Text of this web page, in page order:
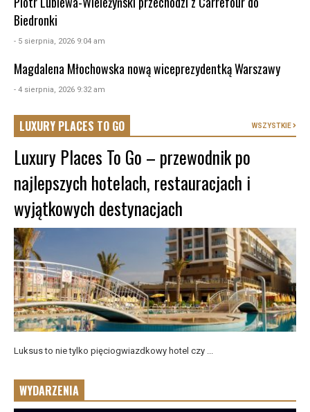
Biedronki
- 5 sierpnia, 2026 9:04 am
Magdalena Młochowska nową wiceprezydentką Warszawy
- 4 sierpnia, 2026 9:32 am
LUXURY PLACES TO GO WSZYSTKIE
Luxury Places To Go – przewodnik po
najlepszych hotelach, restauracjach i
wyjątkowych destynacjach
Luksus to nie tylko pięciogwiazdkowy hotel czy ...
WYDARZENIA